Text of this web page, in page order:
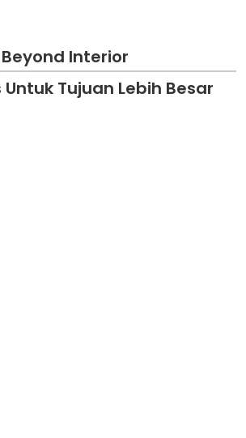
Beyond Interior
Untuk Tujuan Lebih Besar